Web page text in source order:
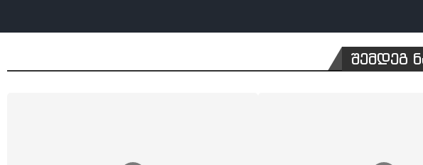
შემდეგ